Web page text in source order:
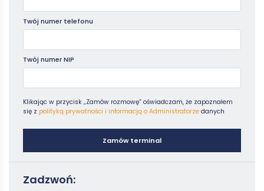
Twój numer telefonu
Twój numer NIP
Klikając w przycisk „Zamów rozmowę” oświadczam, że zapoznałem
się z polityką prywatności i informacją o Administratorze danych
Zamów terminal
Zadzwoń: